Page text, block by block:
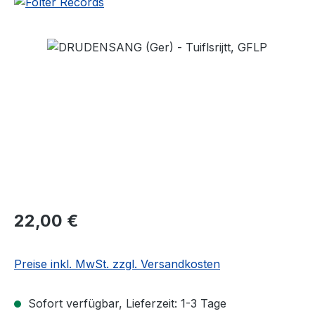
Bildergalerie überspringen
Regulärer Preis:
22,00 €
Preise inkl. MwSt. zzgl. Versandkosten
Sofort verfügbar, Lieferzeit: 1-3 Tage